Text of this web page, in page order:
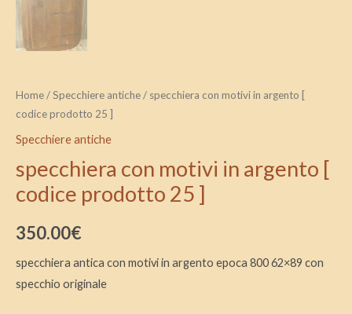
Home/Specchiere antiche/ specchiera con motivi in argento [
codice prodotto 25 ]
Specchiere antiche
specchiera con motivi in argento [
codice prodotto 25 ]
350.00€
specchiera antica con motivi in argento epoca 800 62×89 con
specchio originale